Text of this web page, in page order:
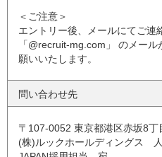
＜ご注意＞
エントリー後、メールにてご連
「@recruit-mg.com」 のメー
願いいたします。
問い合わせ先
〒107-0052 東京都港区赤坂8丁
(株)ルックホールディングス